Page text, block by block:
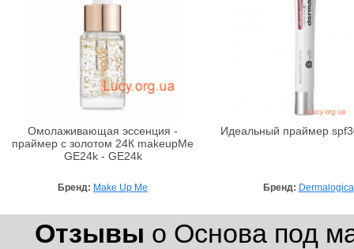
Омолаживающая эссенция -
праймер с золотом 24К makeupMe
GE24k - GE24k
Бренд: Make Up Me
Идеальный праймер
Бренд: Dermalogica
Отзывы о Основа под